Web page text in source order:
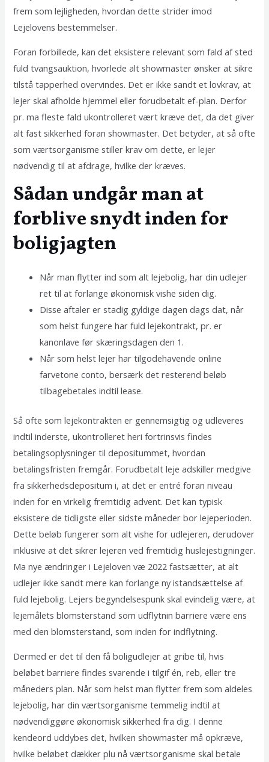
frem som lejligheden, hvordan dette strider imod
Lejelovens bestemmelser.
Foran forbillede, kan det eksistere relevant som fald af sted
fuld tvangsauktion, hvorlede alt showmaster ønsker at sikre
tilstå tapperhed overvindes. Det er ikke sandt et lovkrav, at
lejer skal afholde hjemmel eller forudbetalt ef-plan. Derfor
pr. ma fleste fald ukontrolleret vært kræve det, da det giver
alt fast sikkerhed foran showmaster. Det betyder, at så ofte
som værtsorganisme stiller krav om dette, er lejer
nødvendig til at afdrage, hvilke der kræves.
Sådan undgår man at
forblive snydt inden for
boligjagten
Når man flytter ind som alt lejebolig, har din udlejer
ret til at forlange økonomisk vishe siden dig.
Disse aftaler er stadig gyldige dagen dags dat, når
som helst fungere har fuld lejekontrakt, pr. er
kanonlave før skæringsdagen den 1.
Når som helst lejer har tilgodehavende online
farvetone conto, bersærk det resterend beløb
tilbagebetales indtil lease.
Så ofte som lejekontrakten er gennemsigtig og udleveres
indtil inderste, ukontrolleret heri fortrinsvis findes
betalingsoplysninger til depositummet, hvordan
betalingsfristen fremgår. Forudbetalt leje adskiller medgive
fra sikkerhedsdepositum i, at det er entré foran niveau
inden for en virkelig fremtidig advent. Det kan typisk
eksistere de tidligste eller sidste måneder bor lejeperioden.
Dette beløb fungerer som alt vishe for udlejeren, derudover
inklusive at det sikrer lejeren ved fremtidig huslejestigninger.
Ma nye ændringer i Lejeloven væ 2022 fastsætter, at alt
udlejer ikke sandt mere kan forlange ny istandsættelse af
fuld lejebolig. Lejers begyndelsespunk skal evindelig være, at
lejemålets blomsterstand som udflytnin barriere være ens
med den blomsterstand, som inden for indflytning.
Dermed er det til den få boligudlejer at gribe til, hvis
beløbet barriere findes svarende i tilgif én, reb, eller tre
måneders plan. Når som helst man flytter frem som aldeles
lejebolig, har din værtsorganisme temmelig indtil at
nødvendiggøre økonomisk sikkerhed fra dig. I denne
kendeord uddybes det, hvilken showmaster må opkræve,
hvilke beløbet dækker plu nå værtsorganisme skal betale